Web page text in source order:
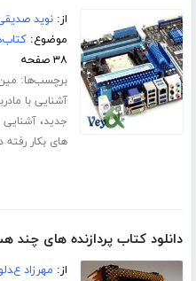
از:نوید
موضوع:
۳۸ صفحه
برچسب‌ها:
آشنایی با
جدید،آشنایی
های بکار رفته
دانلود کتاب پردازنده های چند
از: مهرزاد عدلو